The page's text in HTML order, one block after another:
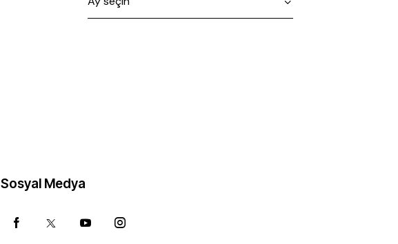
Sosyal Medya